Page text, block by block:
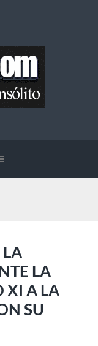
LA
XI A LA
SU